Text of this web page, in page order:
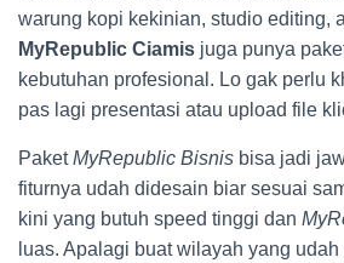
warung kopi kekinian, studio editing,
MyRepublic Ciamis juga punya
kebutuhan profesional. Lo gak perlu
pas lagi presentasi atau upload file
PaketMyRepublic Bisnis bisa jadi
fiturnya udah didesain biar sesuai
kini yang butuh speed tinggi dan
luas. Apalagi buat wilayah yang udah